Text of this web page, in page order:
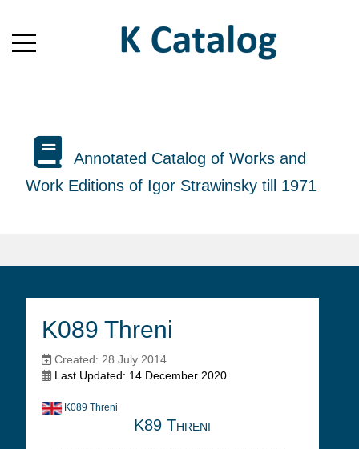
Annotated Catalog of Works and
Work Editions of Igor Strawinsky till 1971
K089 Threni
Created: 28 July 2014
Last Updated: 14 December 2020
K089 Threni
K89 Threni